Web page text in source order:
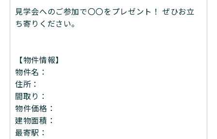
見学会へのご参加で〇〇をプレゼント！ ぜひお立
ち寄りください。
【物件情報】
物件名：
住所：
間取り：
物件価格：
建物面積：
最寄駅：